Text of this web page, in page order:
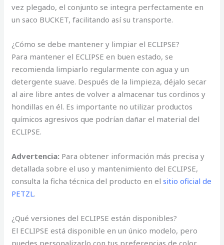
vez plegado, el conjunto se integra perfectamente en
un saco BUCKET, facilitando así su transporte.
¿Cómo se debe mantener y limpiar el ECLIPSE?
Para mantener el ECLIPSE en buen estado, se
recomienda limpiarlo regularmente con agua y un
detergente suave. Después de la limpieza, déjalo secar
al aire libre antes de volver a almacenar tus cordinos y
hondillas en él. Es importante no utilizar productos
químicos agresivos que podrían dañar el material del
ECLIPSE.
Advertencia: Para obtener información más precisa y
detallada sobre el uso y mantenimiento del ECLIPSE,
consulta la ficha técnica del producto en elsitio oficial de
PETZL.
¿Qué versiones del ECLIPSE están disponibles?
El ECLIPSE está disponible en un único modelo, pero
puedes personalizarlo con tus preferencias de color.